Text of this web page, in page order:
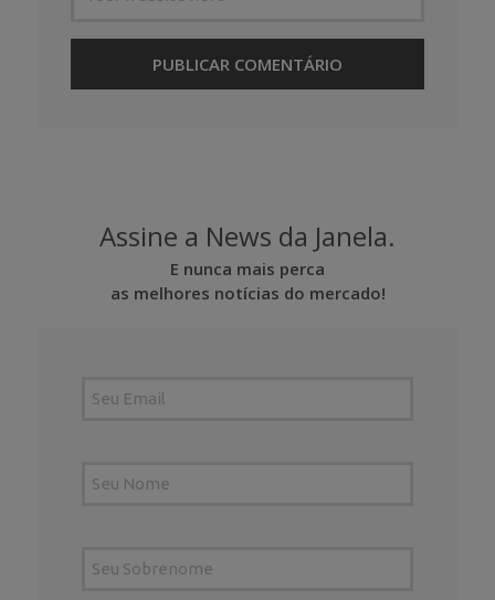
Assine a News da Janela.
E nunca mais perca
as melhores notícias do mercado!